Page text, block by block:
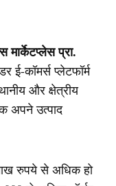
मार्केटप्लेस प्रा.
ई-कॉमर्स प्लेटफॉर्म
और क्षेत्रीय
अपने उत्पाद
लाख रुपये से अधिक हो